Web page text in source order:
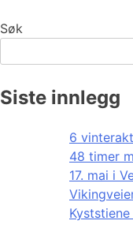
Søk
Siste innlegg
6
48 timer
17. mai i